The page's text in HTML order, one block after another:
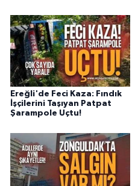
Ereğli'de Feci Kaza: Fındık
İşçilerini Taşıyan Patpat
Şarampole Uçtu!